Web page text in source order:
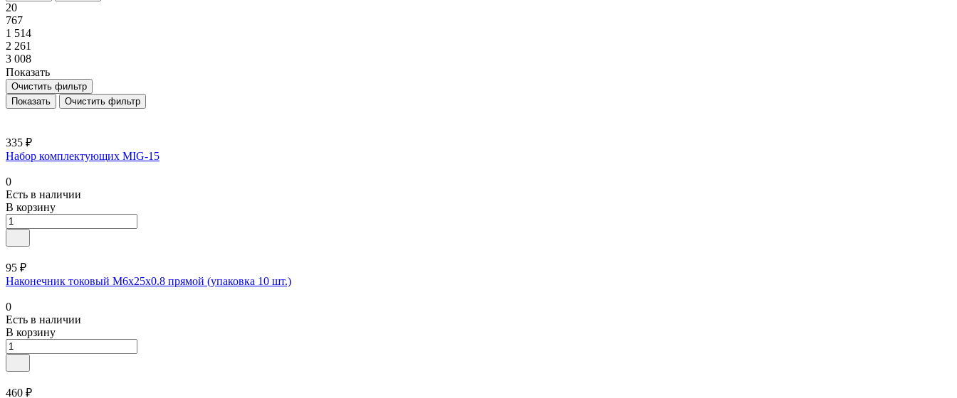
20
767
1 514
2 261
3 008
Показать
Очистить фильтр
Очистить фильтр
335 ₽
Набор комплектующих MIG-15
0
Есть в наличии
В корзину
95 ₽
Наконечник токовый М6х25х0.8 прямой (упаковка 10 шт.)
0
Есть в наличии
В корзину
460 ₽